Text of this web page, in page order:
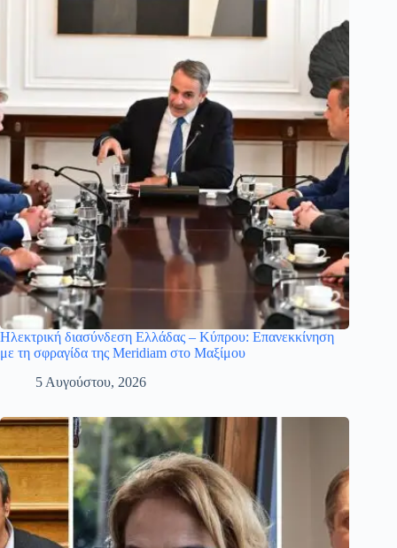
Ηλεκτρική διασύνδεση Ελλάδας – Κύπρου: Επανεκκίνηση
με τη σφραγίδα της Meridiam στο Μαξίμου
5 Αυγούστου, 2026